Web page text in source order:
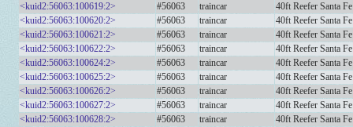
<kuid2:56063:100619:2>
#56063 traincar
40ft Reefer Santa
<kuid2:56063:100620:2>
#56063 traincar
40ft Reefer Santa
<kuid2:56063:100621:2>
#56063 traincar
40ft Reefer Santa
<kuid2:56063:100622:2>
#56063 traincar
40ft Reefer Santa
<kuid2:56063:100624:2>
#56063 traincar
40ft Reefer Santa
<kuid2:56063:100625:2>
#56063 traincar
40ft Reefer Santa
<kuid2:56063:100626:2>
#56063 traincar
40ft Reefer Santa
<kuid2:56063:100627:2>
#56063 traincar
40ft Reefer Santa
<kuid2:56063:100628:2>
#56063 traincar
40ft Reefer Santa